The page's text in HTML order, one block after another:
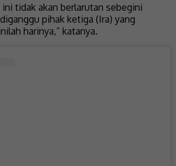
ini tidak akan berlarutan sebegini
pihak ketiga (Ira) yang
harinya,” katanya.